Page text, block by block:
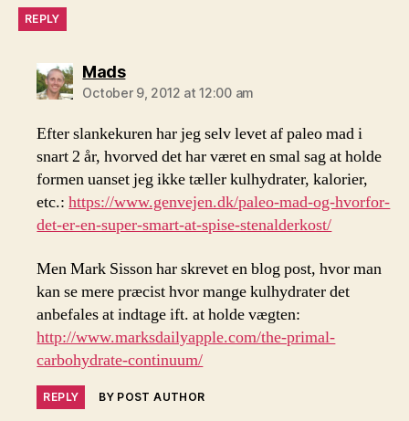
REPLY
Madssays:
October 9, 2012 at 12:00 am
Efter slankekuren har jeg selv levet af paleo mad i
snart 2 år, hvorved det har været en smal sag at holde
formen uanset jeg ikke tæller kulhydrater, kalorier,
etc.:https://www.genvejen.dk/paleo-mad-og-hvorfor-
det-er-en-super-smart-at-spise-stenalderkost/
Men Mark Sisson har skrevet en blog post, hvor man
kan se mere præcist hvor mange kulhydrater det
anbefales at indtage ift. at holde vægten:
http://www.marksdailyapple.com/the-primal-
carbohydrate-continuum/
REPLY BY POST AUTHOR